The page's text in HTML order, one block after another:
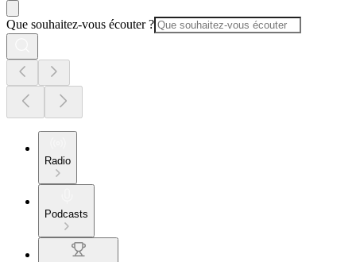
Que souhaitez-vous écouter ?
Radio
Podcasts